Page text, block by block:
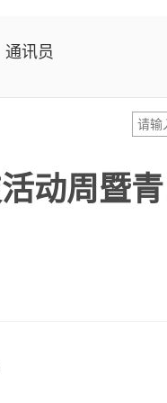
通讯员
动周暨青